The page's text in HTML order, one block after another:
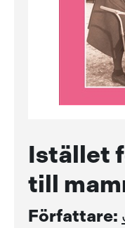
Istället
till
Författare: